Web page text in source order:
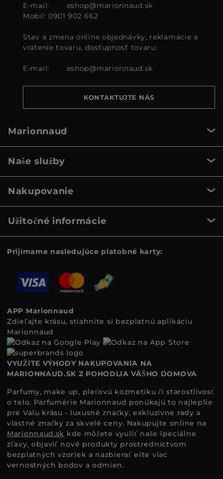
E-mail:
eshop@marionnaud.sk
Mobil: 0901 902 662
Stav a zmena online objednávky, reklamácie a
vrátenie tovaru, dostupnosť tovaru:
E-mail: eshop@marionnaud.sk
KONTAKTUJTE NÁS
Marionnaud
Naše služby
Nakupovanie
Užitočné informácie
Prijímame nasledujúce platobné karty:
APP Marionnaud
Zdieľajte krásu, stiahnite si bezplatnú aplikáciu
Marionnaud
VYUŽITE VÝHODY NAKUPOVANIA NA
MARIONNAUD.SK Z POHODLIA VÁŠHO DOMOVA
Parfumy, make up, pleťovú kozmetiku či starostlivosť
o telo. Parfumérie Marionnaud ponúkajú to najlepšie
pre Vašu krásu - luxusné značky, exkluzívne rady a
vlastné značky za skvelé ceny. Nakupujte online na
Marionnaud.sk kde môžete využiť naše špeciálne
zľavy, objaviť nové produkty prostredníctvom
bezplatných vzoriek a nazbierať ešte viac
vernostných bodov a odmien.